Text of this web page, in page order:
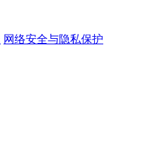
网络安全与隐私保护